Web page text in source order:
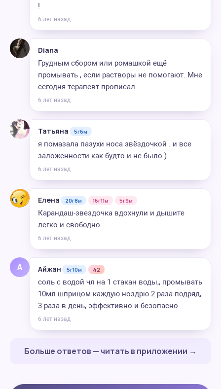
!
6 лет назад
Diana
Грудным сбором или ромашкой ещё
промывать , если растворы не помогают. Мне
сегодня терапевт прописал
6 лет назад
Татьяна 5г6м
я помазала пазухи носа звёздочкой . и все
заложенности как будто и не было )
6 лет назад
Елена 20г8м 16г11м 5г9м
Карандаш-звездочка вдохнули и дышите
легко и свободно.
6 лет назад
А Айжан 5г10м 42
соль с водой чл на 1 стакан воды,, промывать
10мл шприцом каждую ноздрю 2 раза подряд,
3 раза в день, эффективно и безопасно
6 лет назад
Больше ответов — читать в приложении →